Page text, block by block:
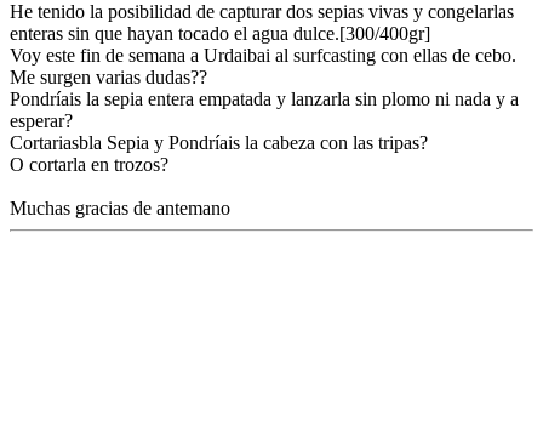
He tenido la posibilidad de capturar dos sepias vivas y congelarlas
enteras sin que hayan tocado el agua dulce.[300/400gr]
Voy este fin de semana a Urdaibai al surfcasting con ellas de cebo.
Me surgen varias dudas??
Pondríais la sepia entera empatada y lanzarla sin plomo ni nada y a
esperar?
Cortariasbla Sepia y Pondríais la cabeza con las tripas?
O cortarla en trozos?
Muchas gracias de antemano